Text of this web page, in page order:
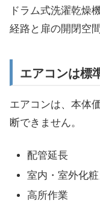
ドラム式洗濯乾燥
経路と扉の開閉空
エアコンは標
エアコンは、本体
断できません。
配管延長
室内・室外化
高所作業